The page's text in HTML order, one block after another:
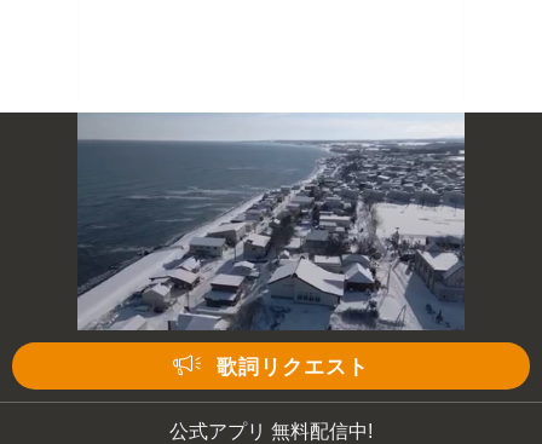
次の動画まで 3 キャンセル
歌詞リクエスト
公式アプリ 無料配信中!